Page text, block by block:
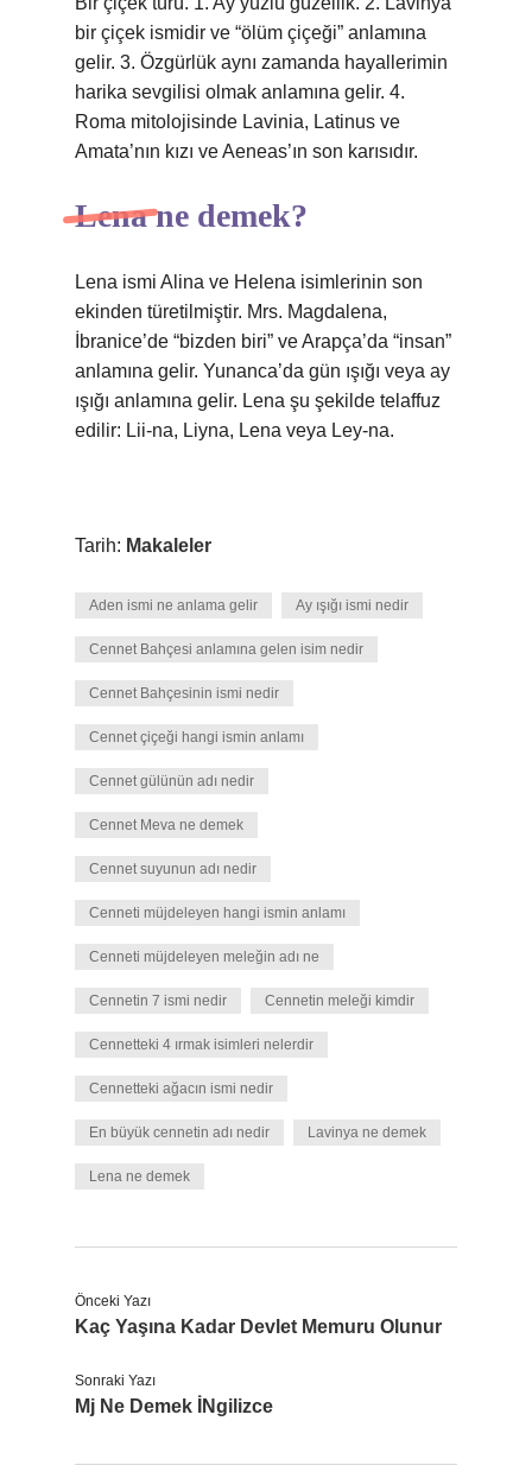
bir çiçek ismidir ve “ölüm çiçeği” anlamına
gelir. 3. Özgürlük aynı zamanda hayallerimin
harika sevgilisi olmak anlamına gelir. 4.
Roma mitolojisinde Lavinia, Latinus ve
Amata’nın kızı ve Aeneas’ın son karısıdır.
Lena ne demek?
Lena ismi Alina ve Helena isimlerinin son
ekinden türetilmiştir. Mrs. Magdalena,
İbranice’de “bizden biri” ve Arapça’da “insan”
anlamına gelir. Yunanca’da gün ışığı veya ay
ışığı anlamına gelir. Lena şu şekilde telaffuz
edilir: Lii-na, Liyna, Lena veya Ley-na.
Tarih: Makaleler
Aden ismi ne anlama gelir Ay ışığı ismi nedir
Cennet Bahçesi anlamına gelen isim nedir
Cennet Bahçesinin ismi nedir
Cennet çiçeği hangi ismin anlamı
Cennet gülünün adı nedir
Cennet Meva ne demek
Cennet suyunun adı nedir
Cenneti müjdeleyen hangi ismin anlamı
Cenneti müjdeleyen meleğin adı ne
Cennetin 7 ismi nedir Cennetin meleği kimdir
Cennetteki 4 ırmak isimleri nelerdir
Cennetteki ağacın ismi nedir
En büyük cennetin adı nedir Lavinya ne demek
Lena ne demek
Önceki Yazı
Kaç Yaşına Kadar Devlet Memuru Olunur
Sonraki Yazı
Mj Ne Demek İNgilizce